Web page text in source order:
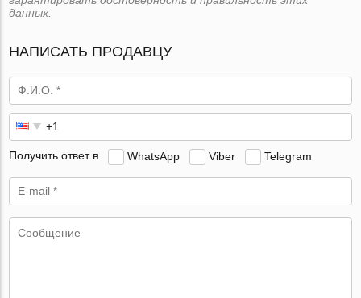
данных.
НАПИСАТЬ ПРОДАВЦУ
Получить ответ в WhatsApp Viber Telegram